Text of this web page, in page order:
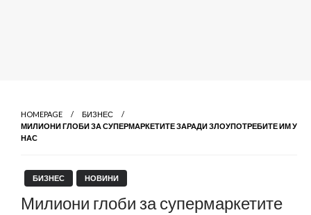
HOMEPAGE
БИЗНЕС
МИЛИОНИ ГЛОБИ ЗА СУПЕРМАРКЕТИТЕ ЗАРАДИ ЗЛОУПОТРЕБИТЕ ИМ У
НАС
БИЗНЕС НОВИНИ
Милиони глоби за супермаркетите